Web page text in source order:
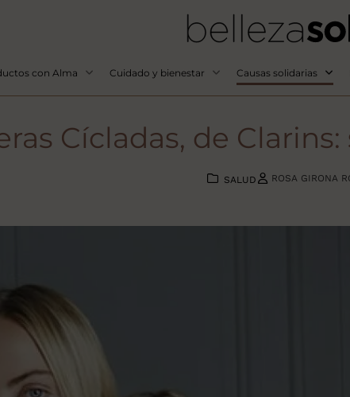
con Alma Cuidado y bienestar Causas solidarias
Cícladas, de
SALUD ROSA GIRONA